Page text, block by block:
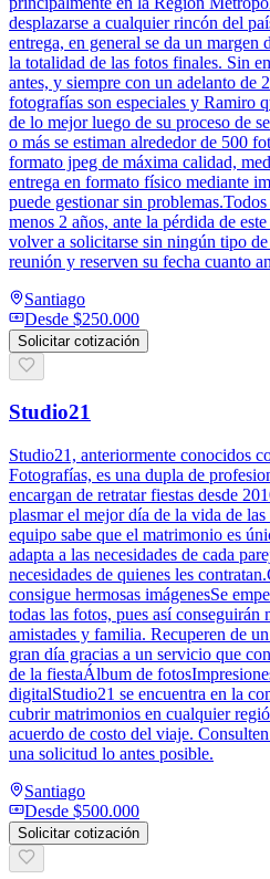
desplazarse a cualquier rincón del
entrega, en general se da un margen
la totalidad de las fotos finales. Sin
antes, y siempre con un adelanto de
fotografías son especiales y Ramiro
de lo mejor luego de su proceso de
o más se estiman alrededor de 500
formato jpeg de máxima calidad,
entrega en formato físico mediante
puede gestionar sin
menos 2 años, ante la pérdida de
volver a solicitarse sin ningún tipo
reunión y reserven su fecha cuanto
Santiago
Desde $250.000
Solicitar cotización
Studio21
Studio21, anteriormente conocidos
Fotografías, es una dupla de
encargan de retratar fiestas desde
plasmar el mejor día de la vida de
equipo sabe que el matrimonio es
adapta a las necesidades de cada
necesidades de quienes les
consigue hermosas imágenesSe
todas las fotos, pues así conseguirán
amistades y familia. Recuperen de
gran día gracias a un servicio que
de la fiestaÁlbum de
digitalStudio21 se encuentra en la
cubrir matrimonios en cualquier
acuerdo de costo del viaje.
una solicitud lo antes posible.
Santiago
Desde $500.000
Solicitar cotización